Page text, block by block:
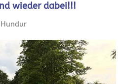
wieder dabei!!!